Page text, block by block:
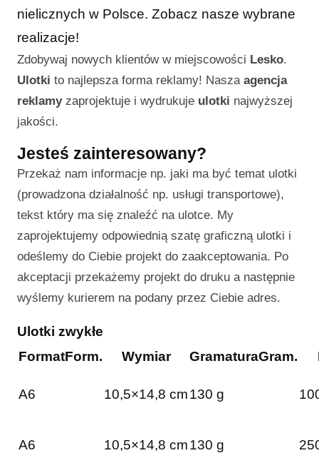
nielicznych w Polsce. Zobacz nasze wybrane
realizacje!
Zdobywaj nowych klientów w miejscowości Lesko.
Ulotki to najlepsza forma reklamy! Nasza agencja
reklamyzaprojektuje i wydrukuje ulotki najwyższej
jakości.
Jesteś zainteresowany?
Przekaż nam informacje np. jaki ma być temat ulotki
(prowadzona działalność np. usługi transportowe),
tekst który ma się znaleźć na ulotce. My
zaprojektujemy odpowiednią szatę graficzną ulotki i
odeślemy do Ciebie projekt do zaakceptowania. Po
akceptacji przekażemy projekt do druku a następnie
wyślemy kurierem na podany przez Ciebie adres.
Ulotki zwykłe
FormatForm. Wymiar GramaturaGram.
A6 10,5×14,8 cm130 g
A6 10,5×14,8 cm130 g